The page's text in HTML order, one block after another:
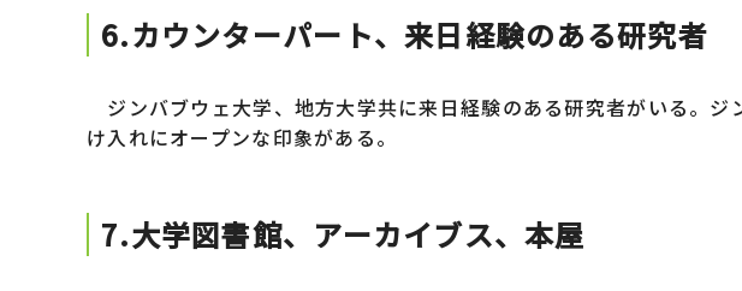
6.カウンターパート、来日経験のある研究者
ジンバブウェ大学、地方大学共に来日経験のある研究者がいる。
け入れにオープンな印象がある。
7.大学図書館、アーカイブス、本屋